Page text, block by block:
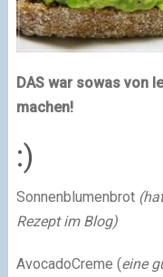
DAS war sowas von
machen!
:)
Sonnenblumenbrot
Rezept im Blog)
AvocadoCreme (eine